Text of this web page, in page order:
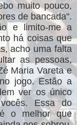
muito pouco,
de bancada".
e limito-me a
há coisas que
acho uma falta
as pessoas,
Maria Vareta e
jogo. Estão a
ver os único
Essa do
o melhor que